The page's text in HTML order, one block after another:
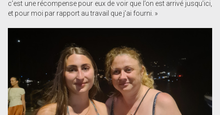
c’est une récompense pour eux de voir que l’on est arrivé jusqu’ici,
et pour moi par rapport au travail que j’ai fourni. »